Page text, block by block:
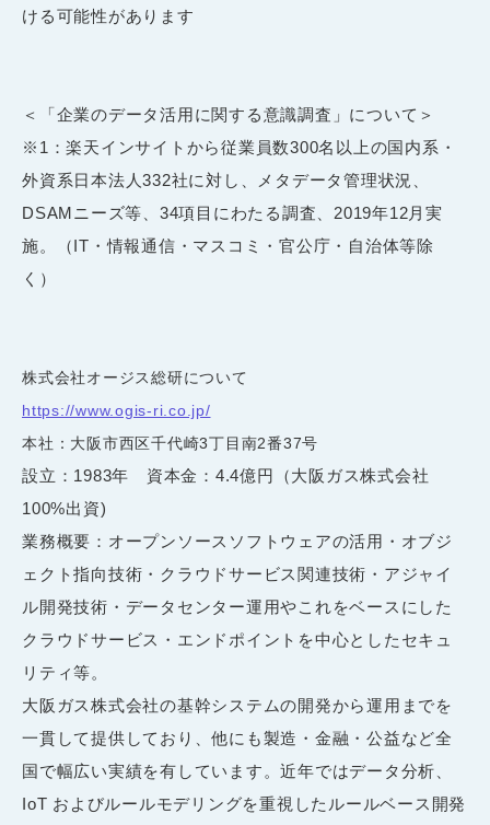
ける可能性があります
＜「企業のデータ活用に関する意識調査」について＞
※1：楽天インサイトから従業員数300名以上の国内系・
外資系日本法人332社に対し、メタデータ管理状況、
DSAMニーズ等、 34項目にわたる調査、 2019年12月実
施。（IT ・情報通信・マスコミ・官公庁・自治体等除
く）
株式会社オージス総研について
https://www.ogis-ri.co.jp/
本社：大阪市西区千代崎3丁目南2番37号
設立： 1983年 資本金： 4.4億円（大阪ガス株式会社
100%出資)
業務概要：オープンソースソフトウェアの活用・オブジ
ェクト指向技術・クラウドサービス関連技術・アジャイ
ル開発技術・データセンター運用やこれをベースにした
クラウドサービス・エンドポイントを中心としたセキュ
リティ等。
大阪ガス株式会社の基幹システムの開発から運用までを
一貫して提供しており、他にも製造・金融・公益など全
国で幅広い実績を有しています。近年ではデータ分析、
IoT およびルールモデリングを重視したルールベース開発